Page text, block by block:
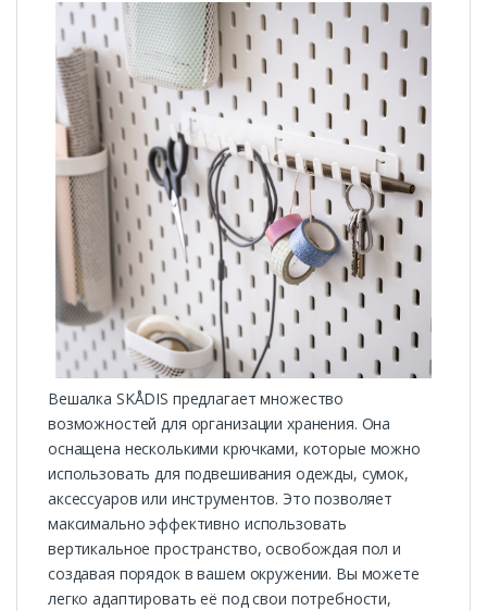
Вешалка SKÅDIS предлагает множество
возможностей для организации хранения. Она
оснащена несколькими крючками, которые можно
использовать для подвешивания одежды, сумок,
аксессуаров или инструментов. Это позволяет
максимально эффективно использовать
вертикальное пространство, освобождая пол и
создавая порядок в вашем окружении. Вы можете
легко адаптировать её под свои потребности,